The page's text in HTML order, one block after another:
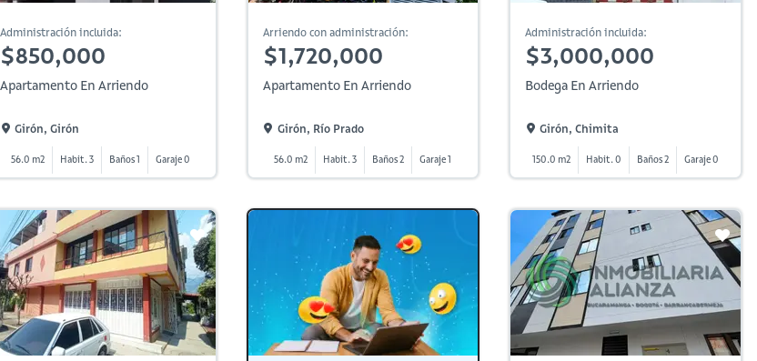
Administración incluida:
$850,000
Apartamento En Arriendo
Girón, Girón
56.0 m2 Habit. 3 Baños 1 Garaje 0
Arriendo con administración:
$1,720,000
Apartamento En Arriendo
Girón, Río Prado
56.0 m2 Habit. 3 Baños 2 Garaje 1
Administración incluida:
$3,000,000
Bodega En Arriendo
Girón, Chimita
150.0 m2 Habit. 0 Baños 2 Garaje 0